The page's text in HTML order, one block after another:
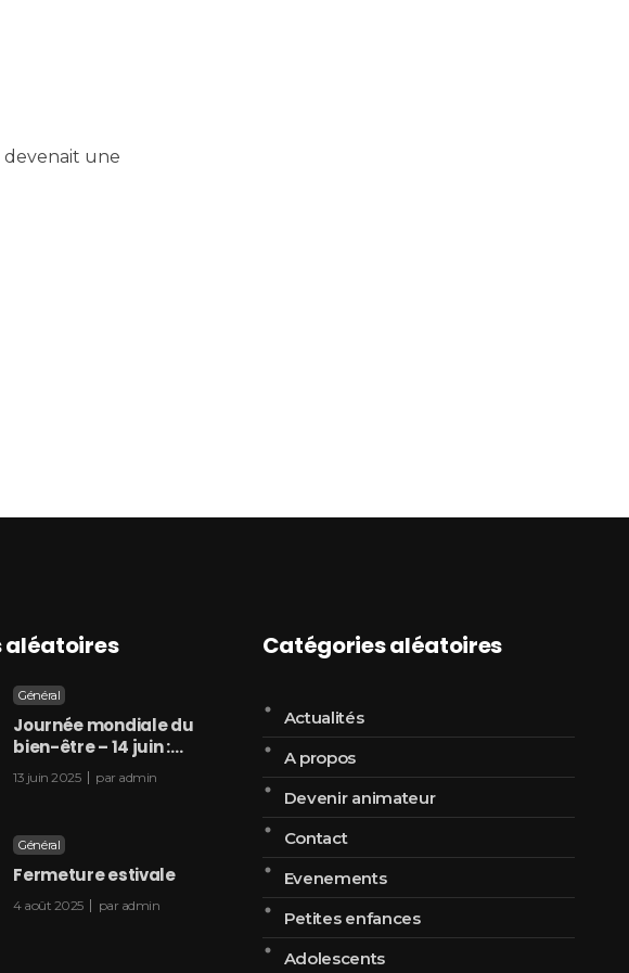
devenait une
aléatoires
Général
Journée mondiale du
bien-être – 14 juin :…
13 juin 2025 par admin
Général
Fermeture estivale
4 août 2025 par admin
Catégories aléatoires
Actualités
A propos
Devenir animateur
Contact
Evenements
Petites enfances
Adolescents